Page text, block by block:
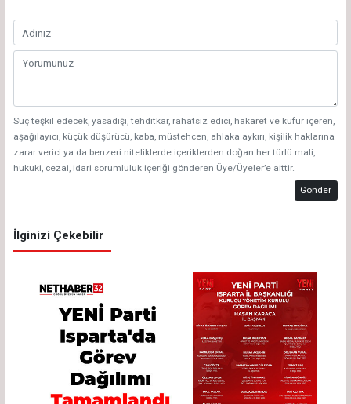
Suç teşkil edecek, yasadışı, tehditkar, rahatsız edici, hakaret ve küfür içeren,
aşağılayıcı, küçük düşürücü, kaba, müstehcen, ahlaka aykırı, kişilik haklarına
zarar verici ya da benzeri niteliklerde içeriklerden doğan her türlü mali,
hukuki, cezai, idari sorumluluk içeriği gönderen Üye/Üyeler’e aittir.
Gönder
İlginizi Çekebilir